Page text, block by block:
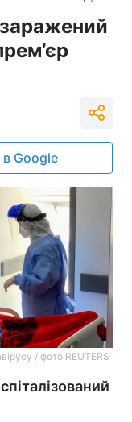
в Google
/ фото REUTERS